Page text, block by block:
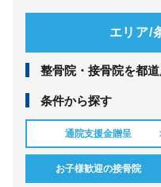
エリア/
整⾻院・接⾻院を都
条件から探す
通院支援金贈呈
お子様歓迎の接骨院